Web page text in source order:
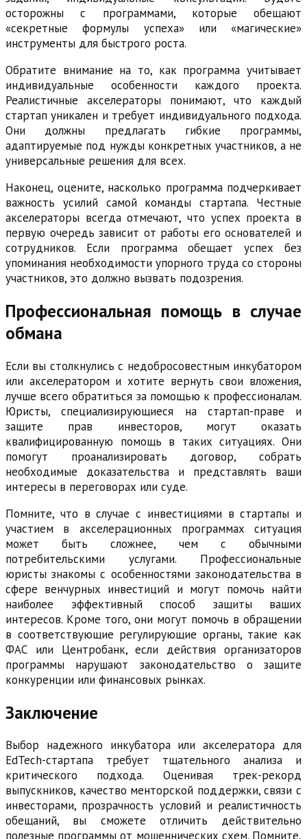
осторожны с программами, которые обещают
«секретные формулы успеха» или «магические»
инструменты для быстрого роста.
Обратите внимание на то, как программа учитывает
индивидуальные особенности каждого проекта.
Реалистичные акселераторы понимают, что каждый
стартап уникален и требует индивидуального подхода.
Они должны предлагать гибкие программы,
адаптируемые под нужды конкретных участников, а не
универсальные решения для всех.
Наконец, оцените, насколько программа подчеркивает
важность усилий самой команды стартапа. Честные
акселераторы всегда отмечают, что успех проекта в
первую очередь зависит от работы его основателей и
сотрудников. Если программа обещает успех без
упоминания необходимости упорного труда со стороны
участников, это должно вызвать подозрения.
Профессиональная помощь в случае
обмана
Если вы столкнулись с недобросовестным инкубатором
или акселератором и хотите вернуть свои вложения,
лучше всего обратиться за помощью к профессионалам.
Юристы, специализирующиеся на стартап-праве и
защите прав инвесторов, могут оказать
квалифицированную помощь в таких ситуациях. Они
помогут проанализировать договор, собрать
необходимые доказательства и представлять ваши
интересы в переговорах или суде.
Помните, что в случае с инвестициями в стартапы и
участием в акселерационных программах ситуация
может быть сложнее, чем с обычными
потребительскими услугами. Профессиональные
юристы знакомы с особенностями законодательства в
сфере венчурных инвестиций и могут помочь найти
наиболее эффективный способ защиты ваших
интересов. Кроме того, они могут помочь в обращении
в соответствующие регулирующие органы, такие как
ФАС или Центробанк, если действия организаторов
программы нарушают законодательство о защите
конкуренции или финансовых рынках.
Заключение
Выбор надежного инкубатора или акселератора для
EdTech-стартапа требует тщательного анализа и
критического подхода. Оценивая трек-рекорд
выпускников, качество менторской поддержки, связи с
инвесторами, прозрачность условий и реалистичность
обещаний, вы сможете отличить действительно
полезные программы от мошеннических схем. Помните,